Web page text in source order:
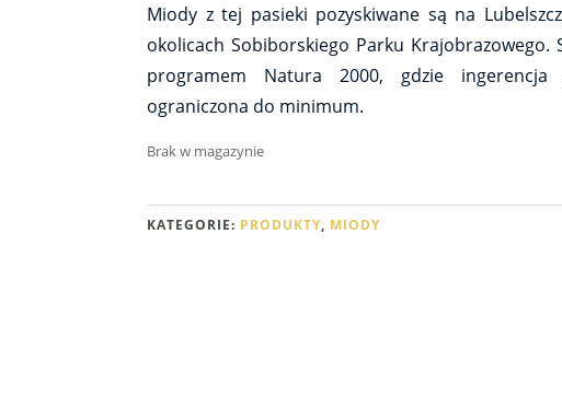
Miody z tej pasieki pozyskiwane są na
okolicach Sobiborskiego Parku
programem Natura 2000, gdzie ingerencja
ograniczona do minimum.
Brak w magazynie
KATEGORIE: PRODUKTY, MIODY